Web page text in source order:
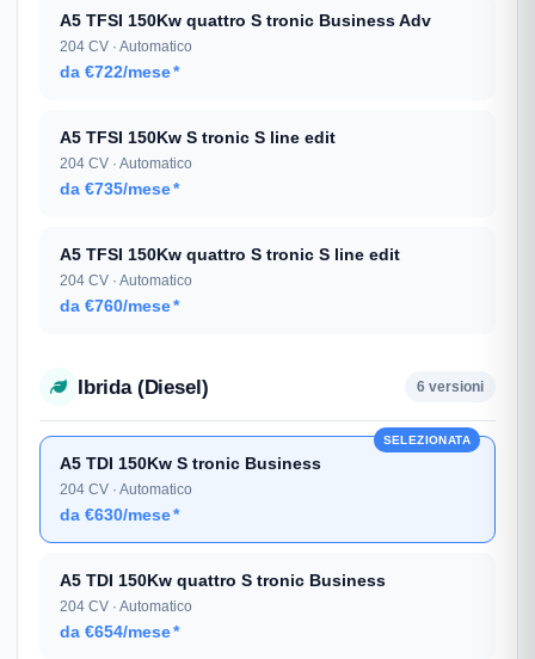
A5 TFSI 150Kw quattro S tronic Business Adv
204 CV · Automatico
da €722/mese*
A5 TFSI 150Kw S tronic S line edit
204 CV · Automatico
da €735/mese*
A5 TFSI 150Kw quattro S tronic S line edit
204 CV · Automatico
da €760/mese*
Ibrida (Diesel) 6 versioni
A5 TDI 150Kw S tronic Business
204 CV · Automatico
da €630/mese*
SELEZIONATA
A5 TDI 150Kw quattro S tronic Business
204 CV · Automatico
da €654/mese*